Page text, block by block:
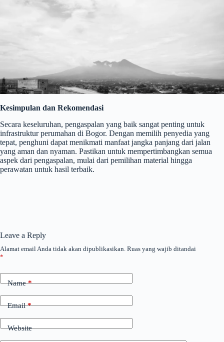
Kesimpulan dan Rekomendasi
Secara keseluruhan, pengaspalan yang baik sangat penting untuk
infrastruktur perumahan di Bogor. Dengan memilih penyedia yang
tepat, penghuni dapat menikmati manfaat jangka panjang dari jalan
yang aman dan nyaman. Pastikan untuk mempertimbangkan semua
aspek dari pengaspalan, mulai dari pemilihan material hingga
perawatan untuk hasil terbaik.
Leave a Reply
Alamat email Anda tidak akan dipublikasikan. Ruas yang wajib ditandai
*
Name*
Email*
Website